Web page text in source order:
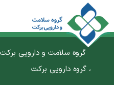
گروه سلامت و دارویی برکت
، گروه دارویی برکت